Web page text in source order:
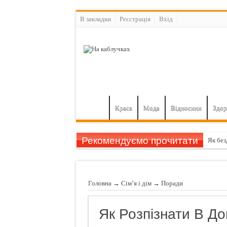
В закладки Реєстрація Вхiд
Краса Мода Відносини
Рекомендуємо прочитати Як
5
14
Головна → Сім’я і дім → Поради
Як Розпізнати В